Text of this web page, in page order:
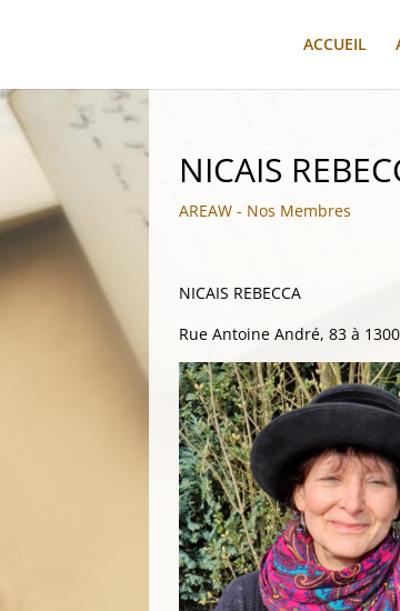
ACCUEIL
NICAIS
AREAW - Nos Membres
NICAIS REBECCA
Rue Antoine André, 83 à